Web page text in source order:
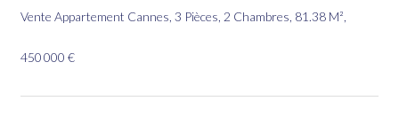
Vente Appartement Cannes, 3 Pièces, 2 Chambres, 81.38 M²,
450 000 €